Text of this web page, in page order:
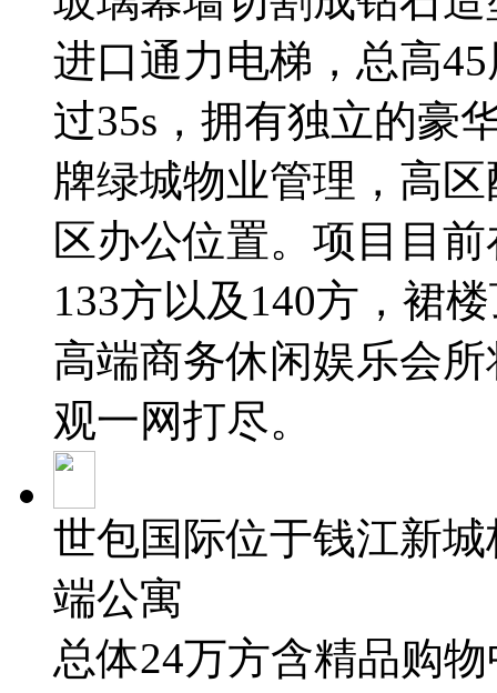
进口通力电梯，总高
过35s，拥有独立的豪
牌绿城物业管理，高
区办公位置。项目目
133方以及140方，裙
高端商务休闲娱乐会
观一网打尽。
世包国际位于钱江新
端公寓
总体24万方含精品购